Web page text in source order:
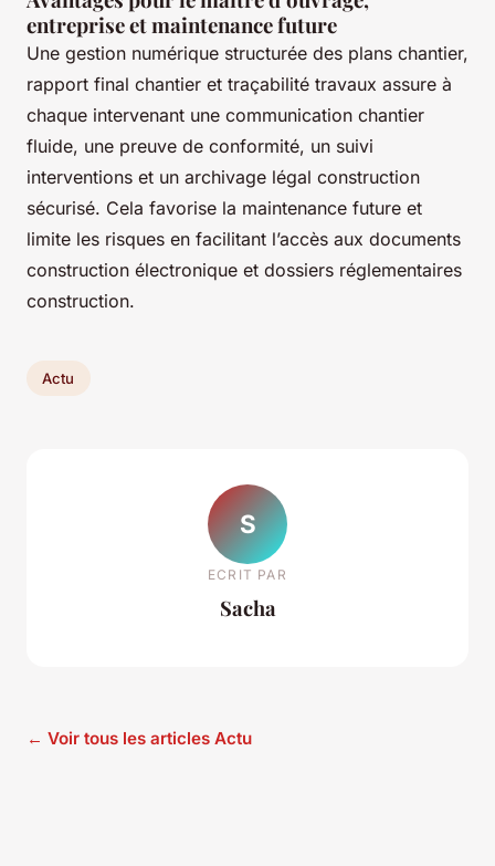
entreprise et maintenance future
Une gestion numérique structurée des plans chantier,
rapport final chantier et traçabilité travaux assure à
chaque intervenant une communication chantier
fluide, une preuve de conformité, un suivi
interventions et un archivage légal construction
sécurisé. Cela favorise la maintenance future et
limite les risques en facilitant l’accès aux documents
construction électronique et dossiers réglementaires
construction.
Actu
S
ECRIT PAR
Sacha
← Voir tous les articles Actu